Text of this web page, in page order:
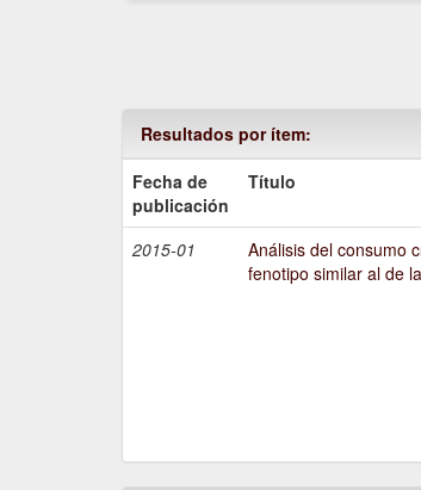
Resultados por ítem:
Fecha de
publicación
Título
2015-01
Análisis del consumo
fenotipo similar al de